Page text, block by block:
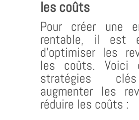
les coûts
Pour créer une
rentable, il est
d’optimiser les
les coûts. Voici
stratégies
augmenter les
réduire les coûts :